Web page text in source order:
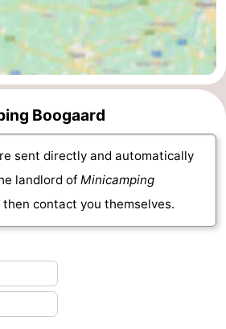
Boogaard
sent directly and automatically
landlord of Minicamping
then contact you themselves.